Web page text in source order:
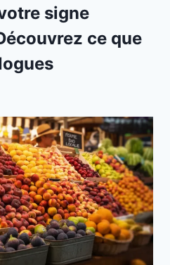
signe
ce que